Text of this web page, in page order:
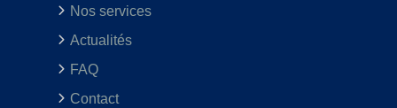
Nos services
Actualités
FAQ
Contact